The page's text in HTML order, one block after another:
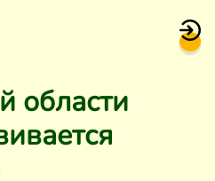
области